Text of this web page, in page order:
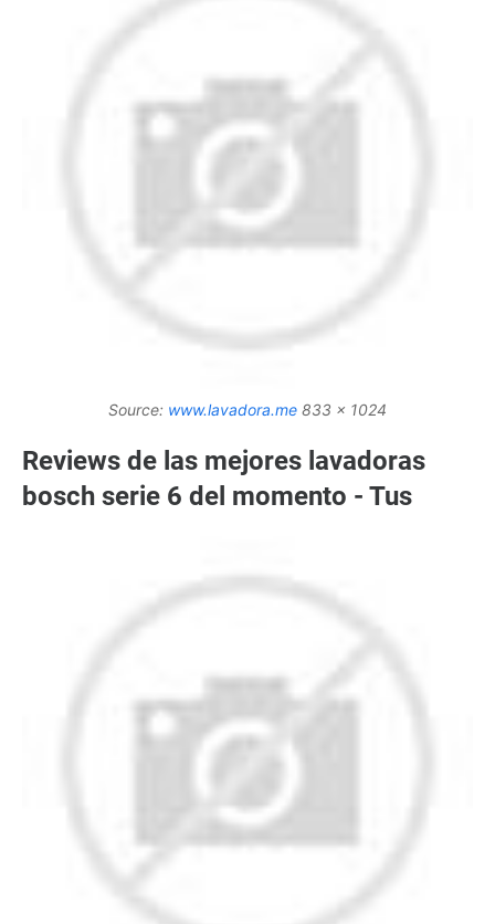
Source: www.lavadora.me 833 x 1024
Reviews de las mejores lavadoras
bosch serie 6 del momento - Tus